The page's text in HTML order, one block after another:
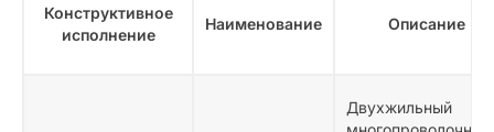
Конструктивное
исполнение
Наименование Описание
Двухжильный